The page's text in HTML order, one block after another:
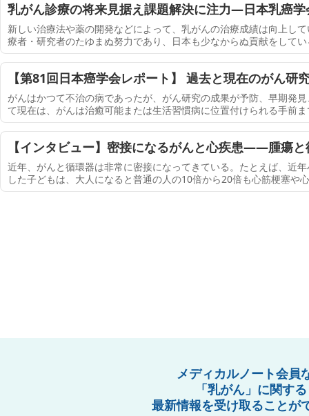
乳がん診療の将来見据え課題解決に注力―日本乳癌
ー
新しい治療法や薬の開発などによって、乳がんの治療成績は向上し
療者・研究者のたゆまぬ努力であり、日本も少なからぬ貢献をして
の数が追い付かず、そのギャップが年々拡大するなど、日本の乳が
癌学会
【第81回日本癌学会レポート】 過去と現在のがん
る魅力と意義（4000字）
がんはかつて不治の病であったが、がん研究の成果が予防、早期発
て現在は、がんは治癒可能または生活習慣病に位置付けられる手前
進展制御研究所 分子病態研究分野 教授）は、第81回日本癌学会学
【インタビュー】密接になるがんと心疾患――腫瘍
0字）
近年、がんと循環器は非常に密接になってきている。たとえば、近
した子どもは、大人になると普通の人の10倍から20倍も心筋梗塞や
したがってがんが治ったからといって安心してはいられず、がんの
メディカルノート会員
「乳がん」に関する
最新情報を受け取ることが